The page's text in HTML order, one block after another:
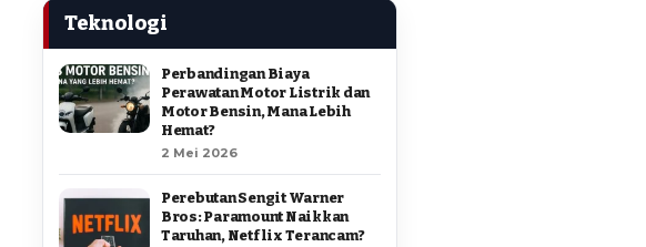
Teknologi
Perbandingan Biaya
Perawatan Motor Listrik dan
Motor Bensin, Mana Lebih
Hemat?
2 Mei 2026
Perebutan Sengit Warner
Bros: Paramount Naikkan
Taruhan, Netflix Terancam?